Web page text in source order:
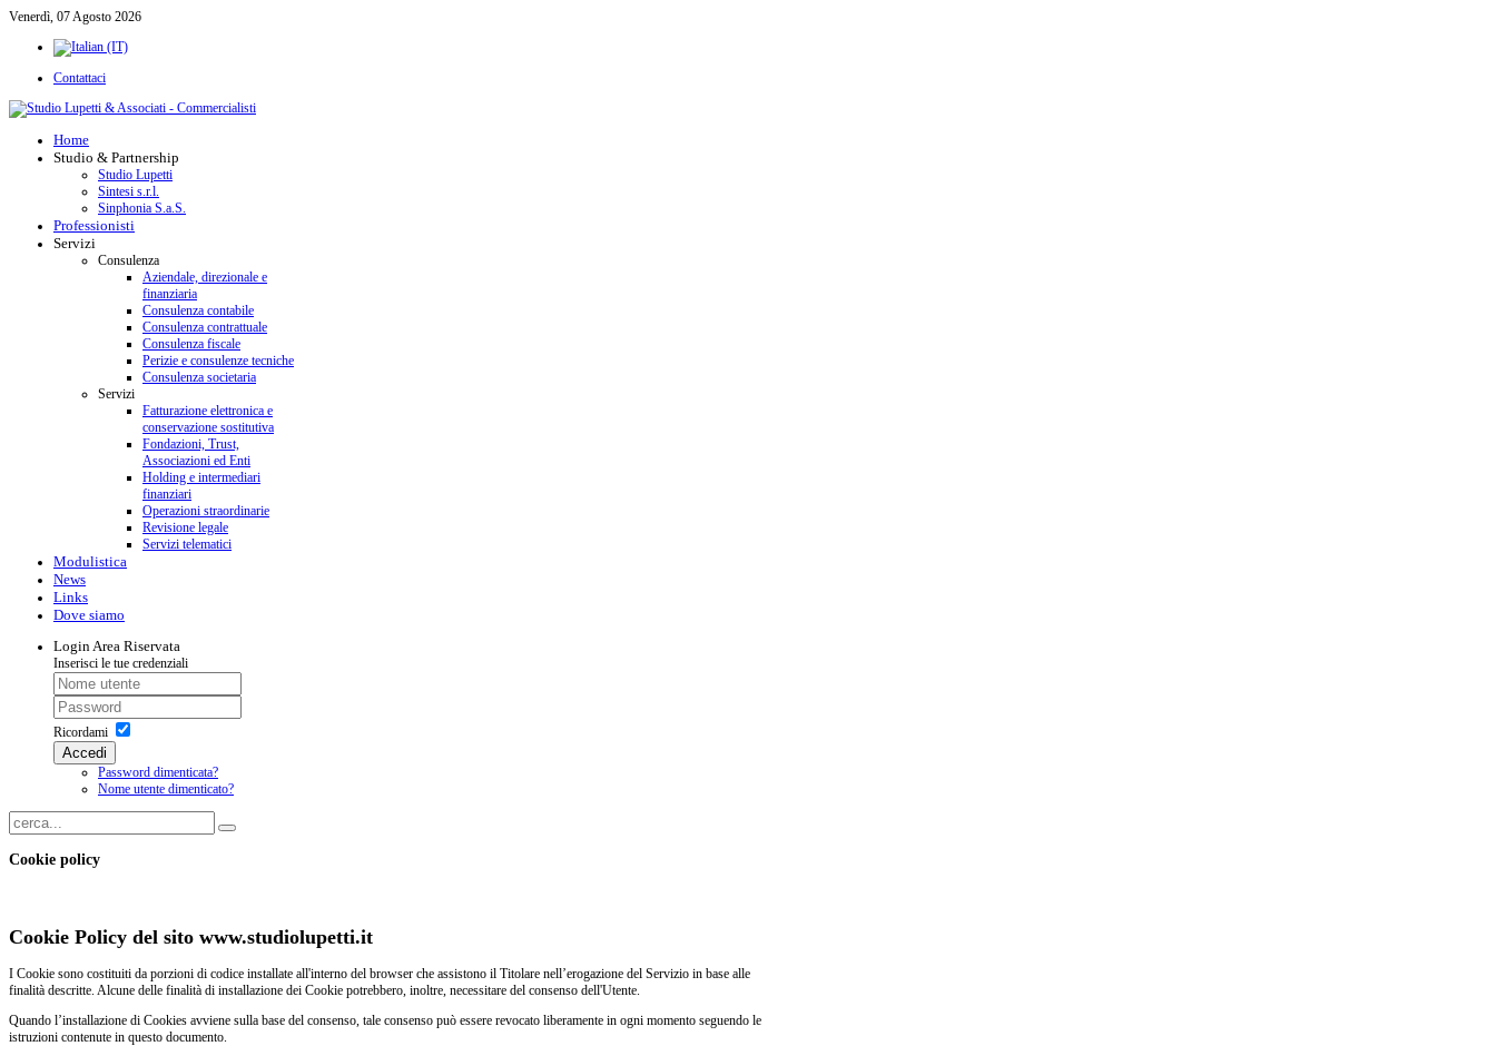
Venerdì, 07 Agosto 2026
Contattaci
Home
Studio & Partnership
Studio Lupetti
Sintesi s.r.l.
Sinphonia S.a.S.
Professionisti
Servizi
Consulenza
Aziendale, direzionale e
finanziaria
Consulenza contabile
Consulenza contrattuale
Consulenza fiscale
Perizie e consulenze tecniche
Consulenza societaria
Servizi
Fatturazione elettronica e
conservazione sostitutiva
Fondazioni, Trust,
Associazioni ed Enti
Holding e intermediari
finanziari
Operazioni straordinarie
Revisione legale
Servizi telematici
Modulistica
News
Links
Dove siamo
LoginArea Riservata
Inserisci le tue credenziali
Ricordami
Accedi
Password dimenticata?
Nome utente dimenticato?
Cookie policy
Cookie Policy del sito www.studiolupetti.it
I Cookie sono costituiti da porzioni di codice installate all'interno del browser che assistono il Titolare nell’erogazione del Servizio in base alle
finalità descritte. Alcune delle finalità di installazione dei Cookie potrebbero, inoltre, necessitare del consenso dell'Utente.
Quando l’installazione di Cookies avviene sulla base del consenso, tale consenso può essere revocato liberamente in ogni momento seguendo le
istruzioni contenute in questo documento.